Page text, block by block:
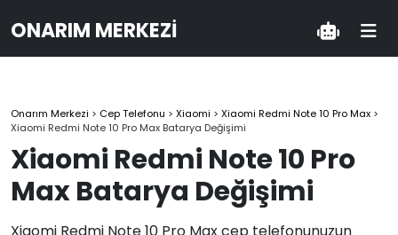
ONARIM MERKEZI
Onarım Merkezi > Cep Telefonu > Xiaomi > Xiaomi Redmi Note 10 Pro Max >
Xiaomi Redmi Note 10 Pro Max Batarya Değişimi
Xiaomi Redmi Note 10 Pro
Max Batarya Değişimi